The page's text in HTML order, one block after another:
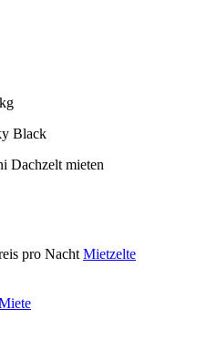
Black
pro Nacht Mietzelte